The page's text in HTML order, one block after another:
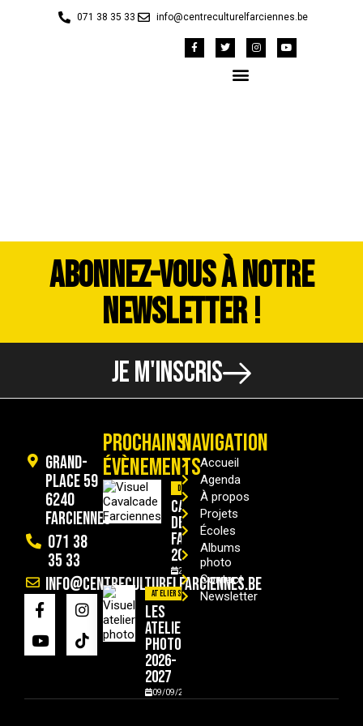
071 38 35 33 info@centreculturelfarciennes.be
ABONNEZ-VOUS À NOTRE
NEWSLETTER !
JE M'INSCRIS
Grand-
Place 59
6240
Farciennes
071 38
35 33
info@centreculturelfarciennes.be
PROCHAINS
ÉVÈNEMENTS
Divers
Cavalcade
de
Farciennes
2026
29/08/2026
Ateliers
Les
ateliers
photo
2026-
2027
09/09/2026
NAVIGATION
Accueil
Agenda
À propos
Projets
Écoles
Albums
photo
Contact
Newsletter